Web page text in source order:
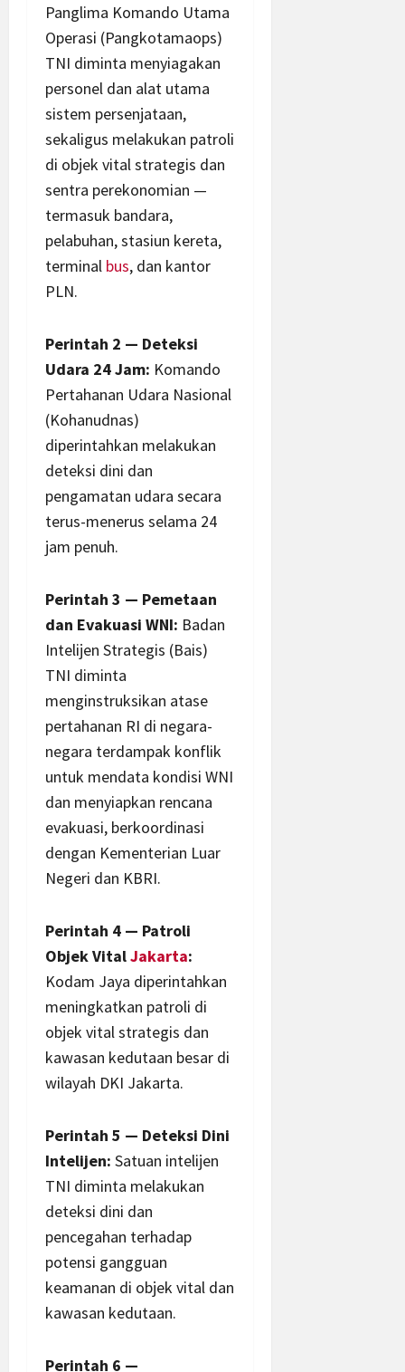
Panglima Komando Utama
Operasi (Pangkotamaops)
TNI diminta menyiagakan
personel dan alat utama
sistem persenjataan,
sekaligus melakukan patroli
di objek vital strategis dan
sentra perekonomian —
termasuk bandara,
pelabuhan, stasiun kereta,
terminal bus, dan kantor
PLN.
Perintah 2 — Deteksi
Udara 24 Jam: Komando
Pertahanan Udara Nasional
(Kohanudnas)
diperintahkan melakukan
deteksi dini dan
pengamatan udara secara
terus-menerus selama 24
jam penuh.
Perintah 3 — Pemetaan
dan Evakuasi WNI: Badan
Intelijen Strategis (Bais)
TNI diminta
menginstruksikan atase
pertahanan RI di negara-
negara terdampak konflik
untuk mendata kondisi WNI
dan menyiapkan rencana
evakuasi, berkoordinasi
dengan Kementerian Luar
Negeri dan KBRI.
Perintah 4 — Patroli
Objek VitalJakarta:
Kodam Jaya diperintahkan
meningkatkan patroli di
objek vital strategis dan
kawasan kedutaan besar di
wilayah DKI Jakarta.
Perintah 5 — Deteksi Dini
Intelijen: Satuan intelijen
TNI diminta melakukan
deteksi dini dan
pencegahan terhadap
potensi gangguan
keamanan di objek vital dan
kawasan kedutaan.
Perintah 6 —